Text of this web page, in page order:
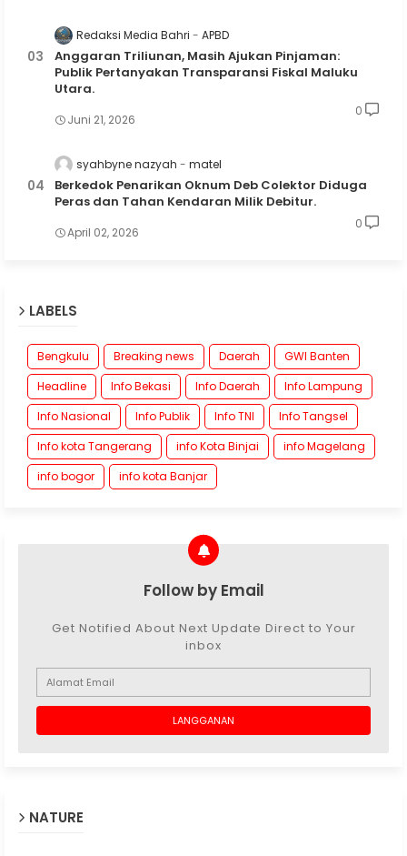
Redaksi Media Bahri APBD
Anggaran Triliunan, Masih Ajukan Pinjaman:
Publik Pertanyakan Transparansi Fiskal Maluku
Utara.
Juni 21, 2026
0
syahbyne nazyah matel
Berkedok Penarikan Oknum Deb Colektor Diduga
Peras dan Tahan Kendaran Milik Debitur.
April 02, 2026
0
LABELS
Bengkulu Breaking news Daerah
GWI Banten
Headline
Info Bekasi Info Daerah
Info Lampung
Info Nasional
Info Publik Info TNI
Info Tangsel
Info kota Tangerang
info Kota Binjai
info Magelang
info bogor
info kota Banjar
Follow by Email
Get Notified About Next Update Direct to Your
inbox
NATURE